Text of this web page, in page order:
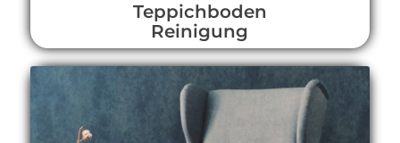
Teppichboden
Reinigung